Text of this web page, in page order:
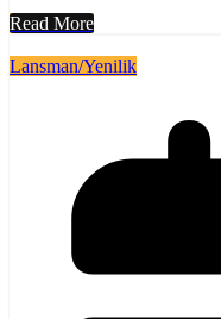
Read More
Lansman/Yenilik